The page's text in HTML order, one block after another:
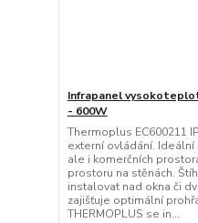
Infrapanel
- 600W
Thermoplus EC600211
externí ovládání.
ale i komerčních
prostoru na stěnách.
instalovat nad okna či
zajišťuje optimální
THERMOPLUS se in...